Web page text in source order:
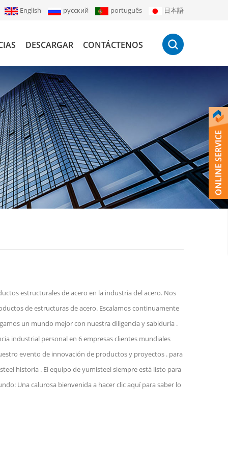
English русский português 日本語
DESCARGAR CONTÁCTENOS
estructurales de acero en la industria del acero. Nos
de estructuras de acero. Escalamos continuamente
un mundo mejor con nuestra diligencia y sabiduría .
industrial personal en 6 empresas clientes mundiales
evento de innovación de productos y proyectos . para
historia . El equipo de yumisteel siempre está listo para
Una calurosa bienvenida a hacer clic aquí para saber lo